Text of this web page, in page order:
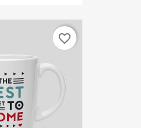
favorite_border